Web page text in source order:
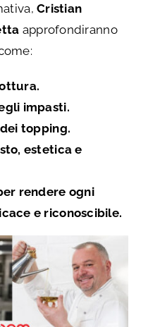
Cristian
approfondiranno
impasti.
topping.
estetica e
rendere ogni
e riconoscibile.